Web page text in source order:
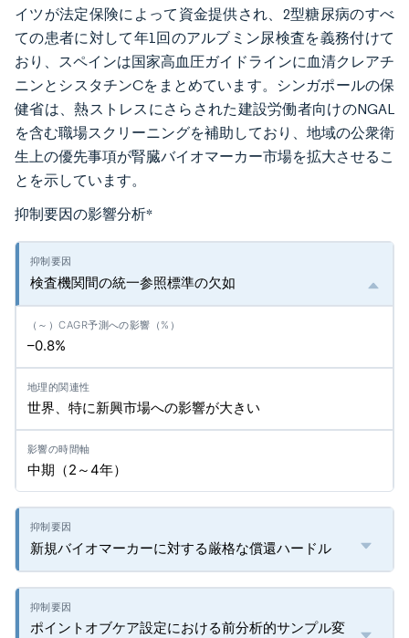
イツが法定保険によって資金提供され、2型糖尿病のすべ
ての患者に対して年1回のアルブミン尿検査を義務付けて
おり、スペインは国家高血圧ガイドラインに血清クレアチ
ニンとシスタチンCをまとめています。シンガポールの保
健省は、熱ストレスにさらされた建設労働者向けのNGAL
を含む職場スクリーニングを補助しており、地域の公衆衛
生上の優先事項が腎臓バイオマーカー市場を拡大させるこ
とを示しています。
抑制要因の影響分析*
検査機関間の統一参照標準の欠如
–0.8%
世界、特に新興市場への影響が大きい
中期（2～4年）
新規バイオマーカーに対する厳格な償還ハードル
ポイントオブケア設定における前分析的サンプル変